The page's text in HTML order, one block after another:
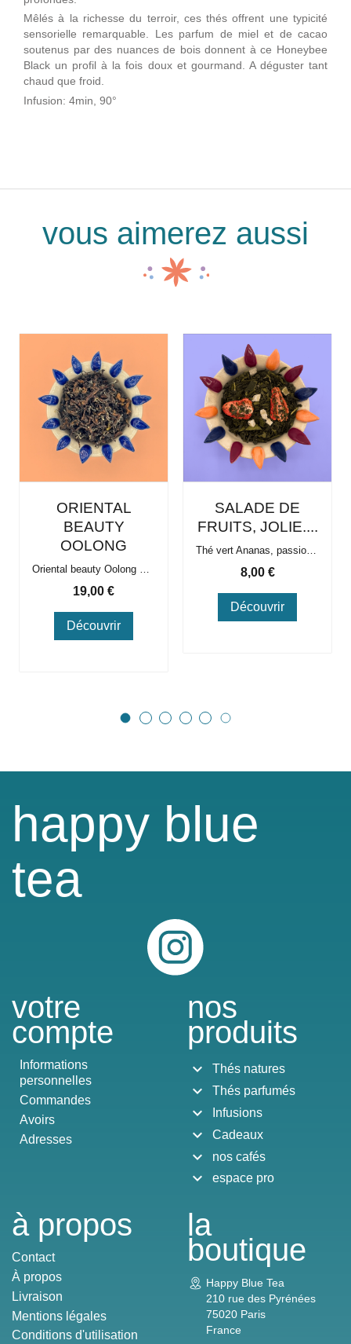
Mêlés à la richesse du terroir, ces thés offrent une typicité
sensorielle remarquable. Les parfum de miel et de cacao
soutenus par des nuances de bois donnent à ce Honeybee
Black un profil à la fois doux et gourmand. A déguster tant
chaud que froid.
Infusion: 4min, 90°
vous aimerez aussi
ORIENTAL
BEAUTY
OOLONG
Oriental beauty Oolong de Taïwan Récolte été 2025
Prix
19,00 €
Découvrir
SALADE DE
FRUITS, JOLIE....
Thé vert Ananas, passion, pêche
Prix
8,00 €
Découvrir
happy blue
tea
votre
compte
Informations
personnelles
Commandes
Avoirs
Adresses
nos
produits
Thés natures
expand_more
Thés parfumés
expand_more
Infusions
expand_more
Cadeaux
expand_more
nos cafés
expand_more
espace pro
expand_more
à propos
Contact
À propos
Livraison
Mentions légales
Conditions d'utilisation
la
boutique
Happy Blue Tea
210 rue des Pyrénées
75020 Paris
France